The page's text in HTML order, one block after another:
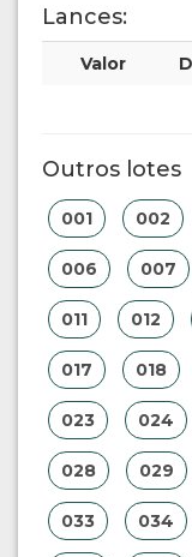
Lances:
Valor
Outros lotes
001 002
006 007
011 012
017 018
023 024
028 029
033 034